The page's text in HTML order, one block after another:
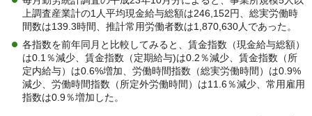
上調査産業計の1人平均現金給与総額は246,152円、総実労働時
間数は139.3時間、推計常用労働者数は1,870,630人であった。
各指数を前年同月と比較してみると、賃金指数（現金給与総額）
は0.1％減少、賃金指数（定期給与)は0.2％減少、賃金指数（所
定内給与）は0.6%増加、労働時間指数（総実労働時間）は0.9%
減少、労働時間指数（所定外労働時間）は11.6％減少、常用雇用
指数は0.9％増加した。